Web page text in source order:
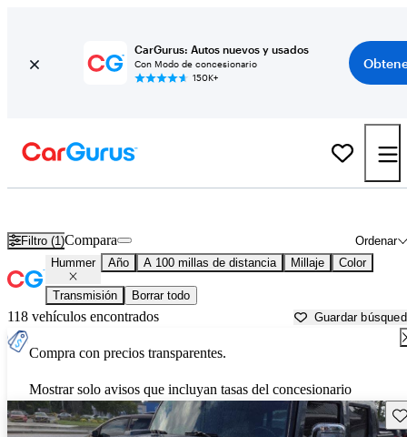
CarGurus: Autos nuevos y usados
Con Modo de concesionario
150K+
Filtro (1) Ordenar
Compara
Hummer Año A 100 millas de distancia Millaje Color
Transmisión Borrar todo
118 vehículos encontrados Guardar
Compra con precios transparentes.
Mostrar solo avisos que incluyan tasas del concesionario